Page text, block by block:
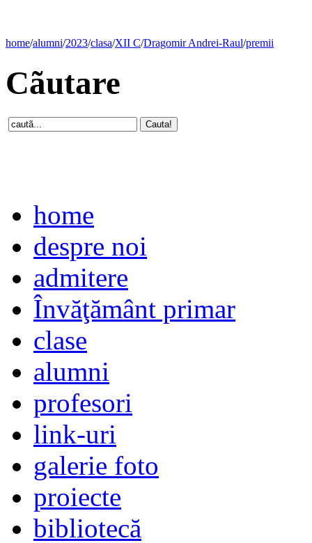
home/alumni/2023/clasa/XII C/Dragomir Andrei-Raul/premii
Cãutare
home
despre noi
admitere
Învăţământ primar
clase
alumni
profesori
link-uri
galerie foto
proiecte
bibliotecă